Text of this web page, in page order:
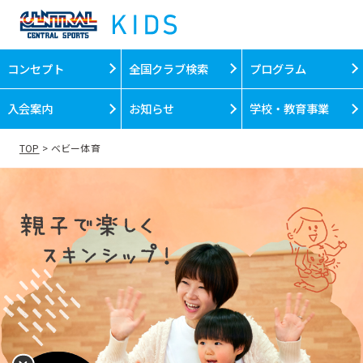
コンセプト 全国クラブ検索 プログラム
入会案内 お知らせ 学校・教育事業
TOP ベビー体育
u
t
a
c
a
l
l